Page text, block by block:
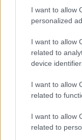
I want to allow
personalized
I want to allow
related to
device
I want to allow
related to
I want to allow
related to
χρονολογείται
ράφια της περί
Ελληνομουσείο,
είναι το
μαθήτευσε
Ιστορίας